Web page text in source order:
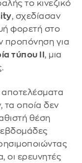
το κινεζικό
, σχεδίασαν
φορετή στο
προπόνηση για
τύπου ΙΙ , μια
αποτελέσματα
τα οποία δεν
θέση
εβδομάδες
οι ερευνητές